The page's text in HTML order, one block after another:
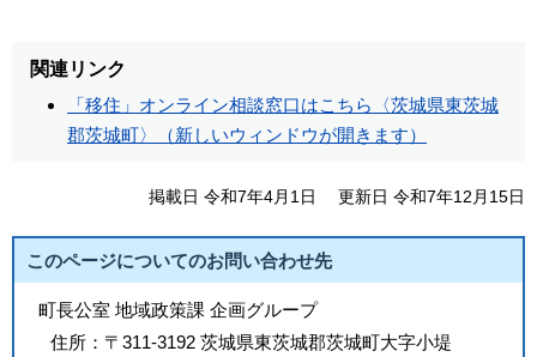
関連リンク
「移住」オンライン相談窓口はこちら〈茨城県東茨城
郡茨城町〉（新しいウィンドウが開きます）
掲載日 令和7年4月1日 更新日 令和7年12月15日
このページについてのお問い合わせ先
町長公室 地域政策課 企画グループ
住所： 〒311-3192 茨城県東茨城郡茨城町大字小堤